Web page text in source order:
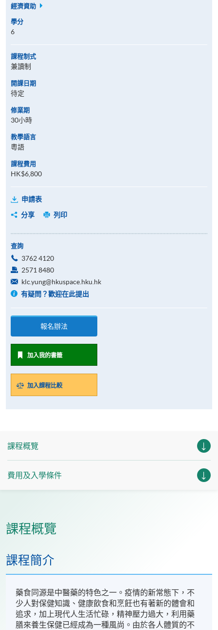
經濟資助
學分
6
課程制式
兼讀制
開課日期
待定
修業期
30小時
教學語言
粵語
課程費用
HK$6,800
申請表
分享
列印
查詢
3762 4120
2571 8480
klc.yung@hkuspace.hku.hk
有疑問？歡迎在此提出
報名辦法
加入我的書籤
加入課程比較
課程概覽
費用及入學條件
課程概覽
課程簡介
藥食同源是中醫藥的特色之一。疫情的新常態下，不
少人對保健知識、健康飲食和烹飪也有著新的體會和
追求，加上現代人生活忙碌，精神壓力過大，利用藥
膳來養生保健已經成為一種風尚。由於各人體質的不